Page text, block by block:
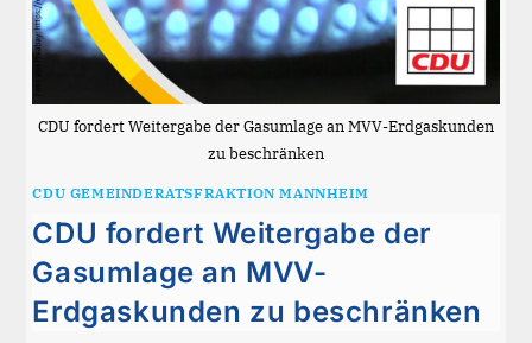
CDU fordert Weitergabe der Gasumlage an MVV-Erdgaskunden
zu beschränken
CDU GEMEINDERATSFRAKTION MANNHEIM
CDU fordert Weitergabe der
Gasumlage an MVV-
Erdgaskunden zu beschränken